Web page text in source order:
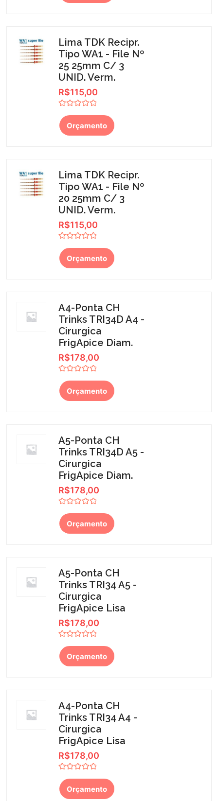
Lima TDK Recipr.
Tipo WA1 - File Nº
25 25mm C/ 3
UNID. Verm.
R$115,00
0
de
5
Orçamento
Lima TDK Recipr.
Tipo WA1 - File Nº
20 25mm C/ 3
UNID. Verm.
R$115,00
0
de
5
Orçamento
A4-Ponta CH
Trinks TRI34D A4 -
Cirurgica
FrigApice Diam.
R$178,00
0
de
5
Orçamento
A5-Ponta CH
Trinks TRI34D A5 -
Cirurgica
FrigApice Diam.
R$178,00
0
de
5
Orçamento
A5-Ponta CH
Trinks TRI34 A5 -
Cirurgica
FrigApice Lisa
R$178,00
0
de
5
Orçamento
A4-Ponta CH
Trinks TRI34 A4 -
Cirurgica
FrigApice Lisa
R$178,00
0
de
5
Orçamento